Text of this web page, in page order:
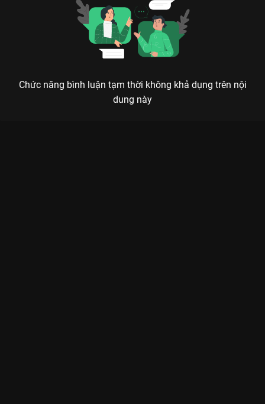
Chức năng bình luận tạm thời không khả dụng trên nội
dung này